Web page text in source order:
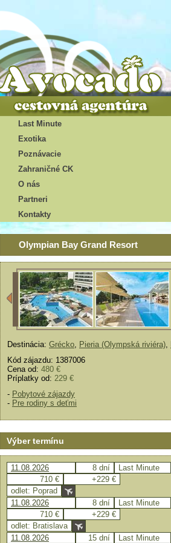
Last Minute
Exotika
Poznávacie
Zahraničné CK
O nás
Partneri
Kontakty
Olympian Bay Grand Resort
Destinácia: Grécko, Pieria (Olympská riviéra),
Kód zájazdu: 1387006
Cena od: 480 €
Príplatky od: 229 €
- Pobytové zájazdy
- Pre rodiny s deťmi
Výber termínu
11.08.2026 8 dní
Last Minute
710 €
+229 €
odlet: Poprad
11.08.2026
8 dní
Last Minute
710 €
+229 €
odlet: Bratislava
11.08.2026
15 dní
Last Minute